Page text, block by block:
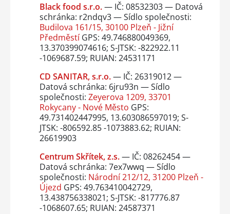
Black food s.r.o.— IČ: 08532303 — Datová
schránka: r2ndqv3 — Sídlo společnosti:
Budilova 161/15, 30100 Plzeň - Jižní
PředměstíGPS: 49.746880049369,
13.370399074616; S-JTSK: -822922.11
-1069687.59; RUIAN: 24531171
CD SANITAR, s.r.o.— IČ: 26319012 —
Datová schránka: 6jru93n — Sídlo
společnosti: Zeyerova 1209, 33701
Rokycany - Nové Město GPS:
49.731402447995, 13.603086597019; S-
JTSK: -806592.85 -1073883.62; RUIAN:
26619903
Centrum Skřítek, z.s.— IČ: 08262454 —
Datová schránka: 7ex7wwq — Sídlo
společnosti: Národní 212/12, 31200 Plzeň -
Újezd GPS: 49.763410042729,
13.438756338021; S-JTSK: -817776.87
-1068607.65; RUIAN: 24587371